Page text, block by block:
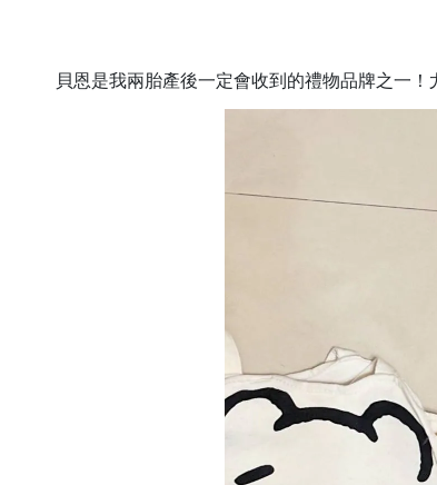
貝恩是我兩胎產後一定會收到的禮物品牌之一